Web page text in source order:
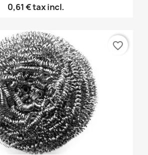
0,61 €tax incl.
favorite_border